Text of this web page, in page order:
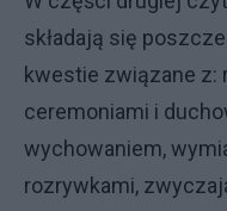
składają się
kwestie związane z:
ceremoniami i
wychowaniem,
rozrywkami,